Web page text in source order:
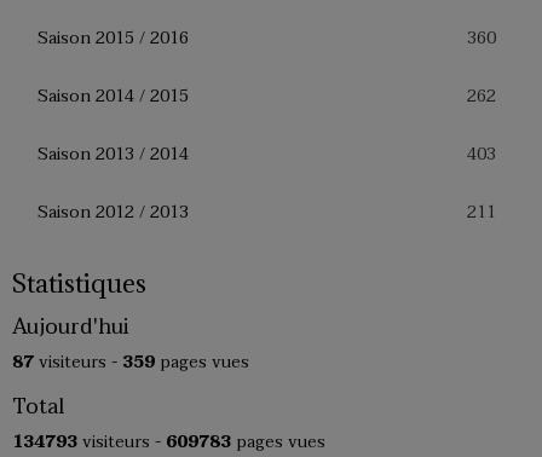
Saison 2015 / 2016 360
Saison 2014 / 2015 262
Saison 2013 / 2014 403
Saison 2012 / 2013 211
Statistiques
Aujourd'hui
87visiteurs - 359 pages vues
Total
134793visiteurs - 609783 pages vues